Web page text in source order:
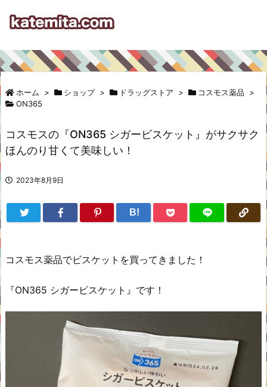
ホーム > ショップ > ドラッグストア > コスモス薬品
>
ON365
コスモスの『ON365 シガービスケット』がサクサク
ほんのり甘くて美味しい！
2023年8月9日
B!
コスモス薬品でビスケットを買ってきました！
『ON365 シガービスケット』です！